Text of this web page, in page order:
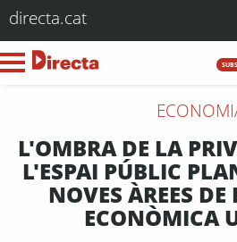
directa.cat
L'OMBRA DE LA
L'ESPAI PÚBLIC
NOVES ÀREES
ECONÒMICA